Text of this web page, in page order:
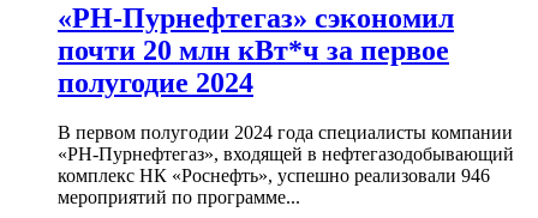
«РН-Пурнефтегаз» сэкономил
почти 20 млн кВт*ч за первое
полугодие 2024
В первом полугодии 2024 года специалисты компании
«РН-Пурнефтегаз», входящей в нефтегазодобывающий
комплекс НК «Роснефть», успешно реализовали 946
мероприятий по программе...